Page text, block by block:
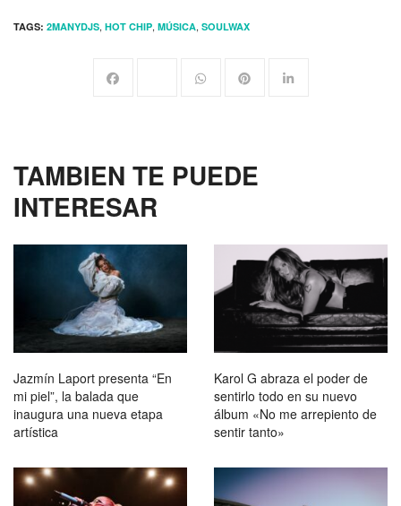
TAGS: 2MANYDJS, HOT CHIP, MÚSICA, SOULWAX
TAMBIEN TE PUEDE
INTERESAR
Jazmín Laport presenta “En
mi piel”, la balada que
inaugura una nueva etapa
artística
Karol G abraza el poder de
sentirlo todo en su nuevo
álbum «No me arrepiento de
sentir tanto»